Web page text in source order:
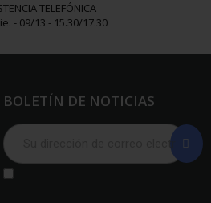
TELEFÓNICA
- 09/13 - 15.30/17.30
BOLETÍN DE NOTICIAS